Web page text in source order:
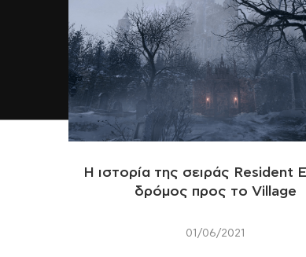
Η ιστορία της σειράς Resident
δρόμος προς το Village
01/06/2021